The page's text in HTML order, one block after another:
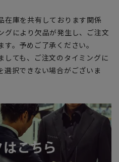
庫を共有しております関係
グにより欠品が発生し、ご注文
。予めご了承ください。
ても、ご注文のタイミングに
選択できない場合がございま